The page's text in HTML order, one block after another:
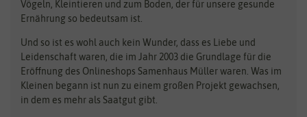
Rasensamen
Steckzwiebeln
Zimmer & Kübelpflanzen
Kataloge
Schnäppchen
Anzucht & Gartenzubehör
Bionana
BIOWOL
Blumicorn
Bûten Birds
Feldsaaten Freudenberger
Fertil
Flora Elite
Vögeln, Kleintieren und zum Boden, der für unsere gesunde
Ernährung so bedeutsam ist.
Und so ist es wohl auch kein Wunder, dass es Liebe und
Leidenschaft waren, die im Jahr 2003 die Grundlage für die
Eröffnung des Onlineshops Samenhaus Müller waren. Was im
Kleinen begann ist nun zu einem großen Projekt gewachsen,
in dem es mehr als Saatgut gibt.